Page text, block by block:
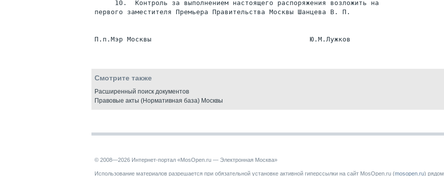
     10.  Контроль за выполнением настоящего распоряжения возложить на
первого заместителя Премьера Правительства Москвы Шанцева В. П.
Смотрите также
Расширенный поиск документов
Правовые акты (Нормативная база) Москвы
© 2008—2026 Интернет-портал «MosOpen.ru — Электронная Москва»
Использование материалов разрешается при обязательной установке активной гиперссылки на сайт MosOpen.ru (mosopen.ru) рядом